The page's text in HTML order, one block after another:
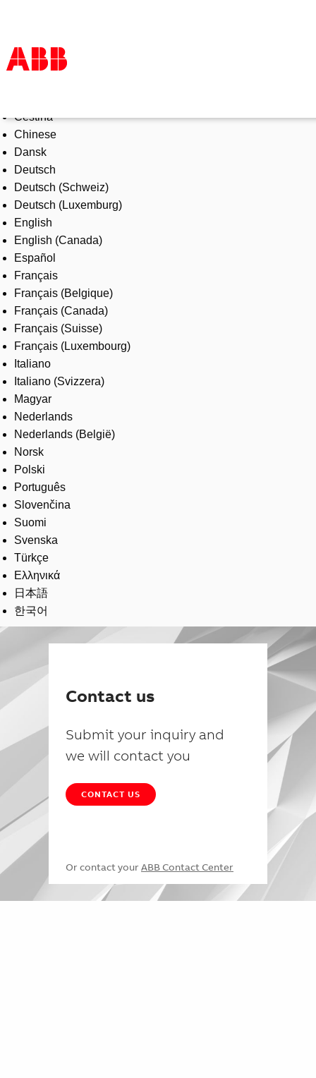
Products & Solutions
Industries
Services
About us
Where to buy
Contact us
Careers
Čeština
Chinese
Dansk
Deutsch
Deutsch (Schweiz)
Deutsch (Luxemburg)
English
English (Canada)
Español
Français
Français (Belgique)
Français (Canada)
Français (Suisse)
Français (Luxembourg)
Italiano
Italiano (Svizzera)
Magyar
Nederlands
Nederlands (België)
Norsk
Polski
Português
Slovenčina
Suomi
Svenska
Türkçe
Ελληνικά
日本語
한국어
Contact us
Submit your inquiry and
we will contact you
CONTACT US
Or contact your ABB Contact Center